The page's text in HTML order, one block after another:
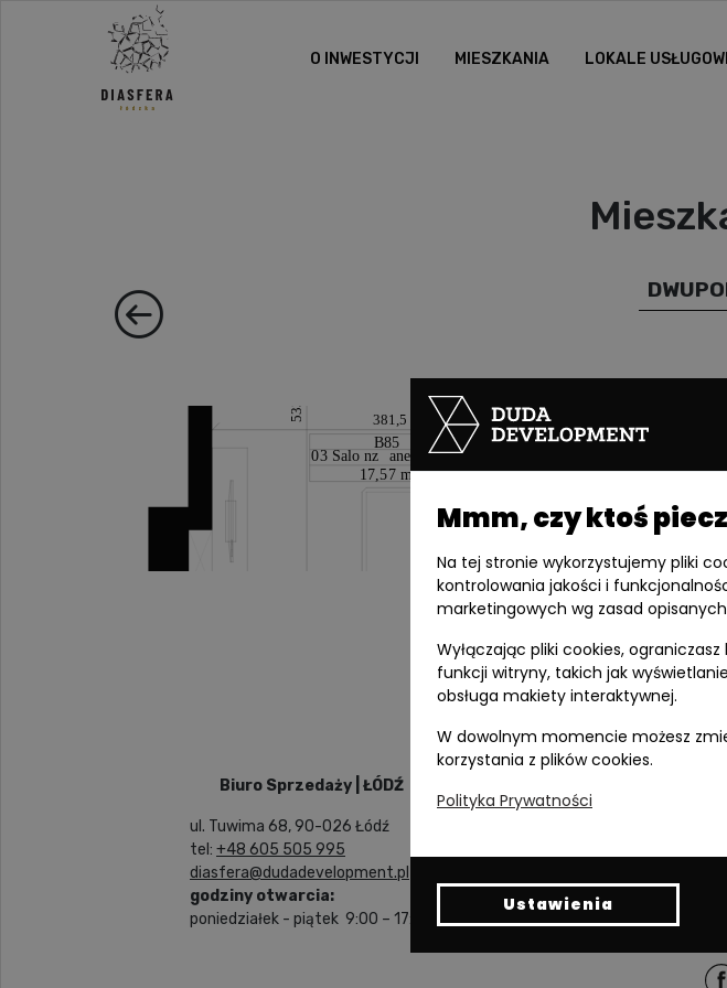
O INWESTYCJI MIESZKANIA LOKALE
Biuro Sprzedaży | ŁÓDŹ
ul. Tuwima 68, 90-026 Łódź
tel: +48 605 505 995
diasfera@dudadevelopment.pl
godziny otwarcia:
poniedziałek - piątek 9:00 – 17:00
Mmm, czy ktoś
Na tej stronie wykorzystujemy pliki
kontrolowania jakości i
marketingowych wg zasad
Wyłączając pliki cookies,
funkcji witryny, takich jak
obsługa makiety interaktywnej.
W dowolnym momencie możesz
korzystania z plików cookies.
Polityka Prywatności
Ustawienia